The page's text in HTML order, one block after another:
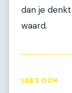
dan je
waard.
LEES OOK